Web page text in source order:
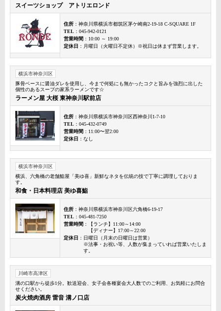
スイーツショップ アトリエロンド
住所 ：神奈川県横浜市都筑区茅ケ崎南2-19-18 C-SQUARE 1F
TEL ：045-942-0121
営業時間 ：10:00 ～ 19:00
定休日 ：月曜日（火曜日不定休）※祝日は休まず営業します。
横浜市神奈川区
豚骨ベースに醤油ダレを使用し、今まで何処にも無かったコクと旨みを強烈に出した
個性のあるスープの家系ラーメンです☆
ラーメン屋 大桜 東神奈川駅前店
住所 ：神奈川県横浜市神奈川区西神奈川1-7-10
TEL ：045-432-0749
営業時間 ：11:00〜翌2:00
定休日 ：なし
横浜市神奈川区
横浜、六角橋の老舗鮨屋「美ゆ喜」新鮮なネタを伝統の技で丁寧に調理しておりま
す。
和食・日本料理店 美ゆ喜鮨
住所 ：神奈川県横浜市神奈川区六角橋6-19-17
TEL ：045-481-7250
営業時間 ：【ランチ】11:00～14:00
【ディナー】17:00～22:00
定休日 ：日曜日（月末の日曜日は営業）
※法事・お祝い等、人数が集まっていれば営業いたしま
す。
川崎市高津区
溝の口駅から徒歩1分。歓送迎会、女子会各種宴会大人数でのご利用、お気軽にお問合
せください。
炭火焼肉酒房 雷音 溝ノ口店